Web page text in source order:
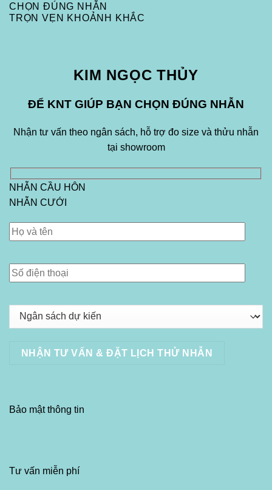
CHỌN ĐÚNG NHẪN
TRỌN VẸN KHOẢNH KHẮC
KIM NGỌC THỦY
ĐỂ KNT GIÚP BẠN CHỌN ĐÚNG NHẪN
Nhận tư vấn theo ngân sách, hỗ trợ đo size và thửu nhẫn
tại showroom
NHẪN CẦU HÔN
NHẪN CƯỚI
Bảo mật thông tin
Tư vấn miễn phí